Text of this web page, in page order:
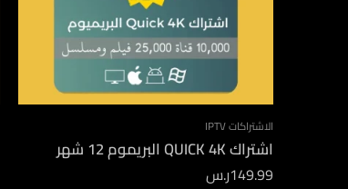
الاشتراكات IPTV
اشتراك QUICK 4K البريموم 12 شهر
149.99ر.س